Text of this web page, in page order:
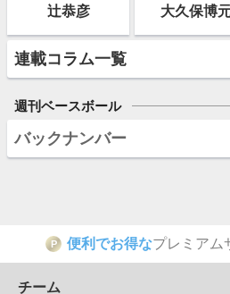
辻恭彦 大久保博
連載コラム一覧
週刊ベースボール
バックナンバー
P 便利でお得なプレミアム
チーム